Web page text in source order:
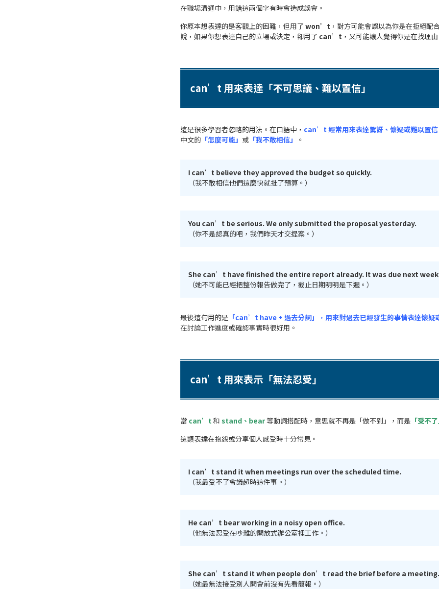
在職場溝通中，用錯這兩個字有時會造成誤會。
你原本想表達的是客觀上的困難，但用了 won’t ，對方可能會誤以為你是在拒絕配
說，如果你想表達自己的立場或決定，卻用了 can’t ，又可能讓人覺得你是在找理由
can’t 用來表達「不可思議、難以置信」
這是很多學習者忽略的用法。在口語中， can’t 經常用來表達驚訝、懷疑或難以置信
中文的 「怎麼可能」 或 「我不敢相信」 。
I can’t believe they approved the budget so quickly.
（我不敢相信他們這麼快就批了預算。）
You can’t be serious. We only submitted the proposal yesterday.
（你不是認真的吧，我們昨天才交提案。）
She can’t have finished the entire report already. It was due next
（她不可能已經把整份報告做完了，截止日期明明是下週。）
最後這句用的是 「can’t have + 過去分詞」 ， 用來對過去已經發生的事情表達懷疑
在討論工作進度或確認事實時很好用。
can’t 用來表示「無法忍受」
當 can’t和 stand、bear等動詞搭配時，意思就不再是「做不到」，而是 「受不了
這類表達在抱怨或分享個人感受時十分常見。
I can’t stand it when meetings run over the scheduled time.
（我最受不了會議超時這件事。）
He can’t bear working in a noisy open office.
（他無法忍受在吵雜的開放式辦公室裡工作。）
She can’t stand it when people don’t read the brief before a meeting.
（她最無法接受別人開會前沒有先看簡報。）